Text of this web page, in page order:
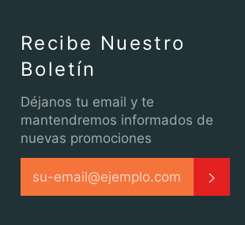
Recibe Nuestro
Boletín
Déjanos tu email y te
mantendremos informados de
nuevas promociones